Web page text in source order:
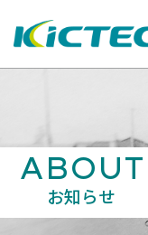
ABOUT
お知らせ